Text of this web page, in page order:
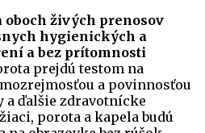
oboch živých prenosov
hygienických a
a bez prítomnosti
prejdú testom na
a povinnosťou
a ďalšie zdravotnícke
porota a kapela budú